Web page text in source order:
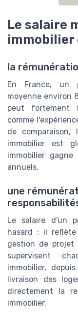
Le salaire
immobilier
la
En France, un
moyenne environ
peut fortement
comme
de
immobilier est
immobilier
annuels.
une
Le salaire d'un
hasard : il
gestion de projet
supervisent
immobilier,
livraison des
directement la
immobilier.